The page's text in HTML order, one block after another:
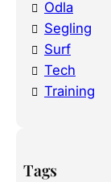
Odla
Segling
Surf
Tech
Training
Tags